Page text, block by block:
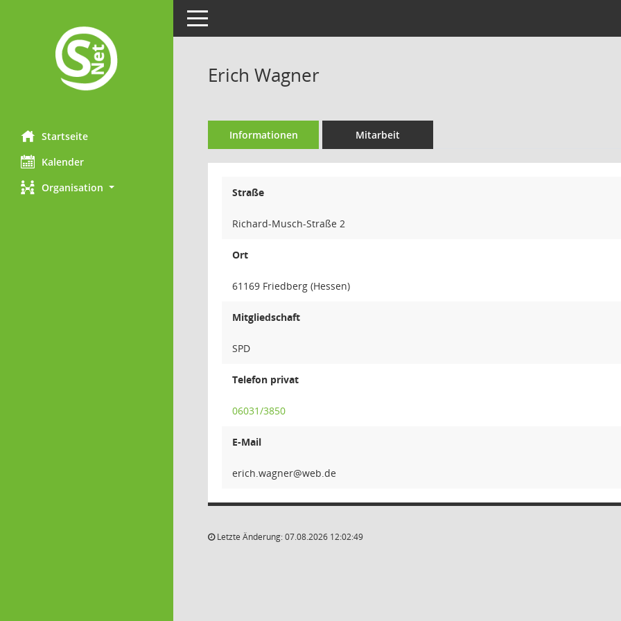
Startseite
Kalender
Organisation
Toggle navigation
Erich Wagner
Informationen Mitarbeit
Straße
Richard-Musch-Straße 2
Ort
61169 Friedberg (Hessen)
Mitgliedschaft
SPD
Telefon privat
06031/3850
E-Mail
rengaw
Letzte Änderung: 07.08.2026 12:02:49